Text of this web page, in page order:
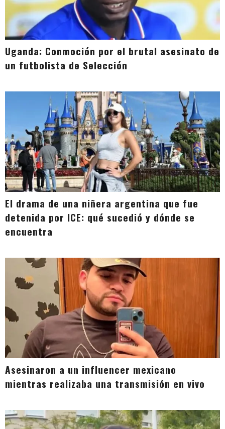
Uganda: Conmoción por el brutal asesinato de
un futbolista de Selección
El drama de una niñera argentina que fue
detenida por ICE: qué sucedió y dónde se
encuentra
Asesinaron a un influencer mexicano
mientras realizaba una transmisión en vivo